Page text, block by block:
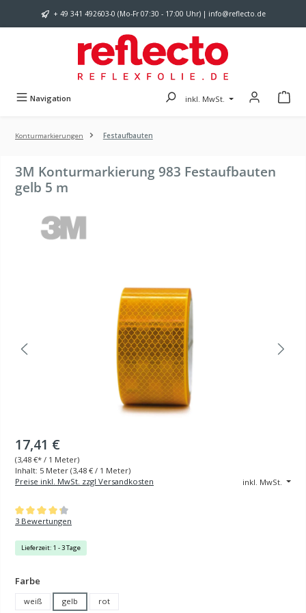
Zum Hauptinhalt springen
+ 49 341 492603-0 (Mo-Fr 07:30 - 17:00 Uhr) | info@reflecto.de
Navigation inkl. MwSt.
Konturmarkierungen Festaufbauten
3M Konturmarkierung 983 Festaufbauten
gelb 5 m
17,41 €
(3,48 €* / 1 Meter)
Inhalt: 5 Meter (3,48 € / 1 Meter)
inkl. MwSt.
Preise inkl. MwSt. zzgl Versandkosten
Durchschnittliche Bewertung von 4.33 von 5 Sternen
3 Bewertungen
Lieferzeit: 1 - 3 Tage
Farbe
weiß gelb rot